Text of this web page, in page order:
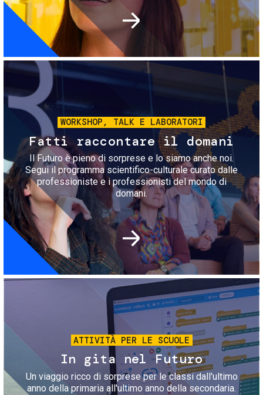
Immagine
WORKSHOP, TALK E LABORATORI
Fatti raccontare il domani
Il Futuro è pieno di sorprese e lo siamo anche noi.
Segui il programma scientifico-culturale curato dalle
professioniste e i professionisti del mondo di
domani.
Immagine
ATTIVITÀ PER LE SCUOLE
In gita nel Futuro
Un viaggio ricco di sorprese per le classi dall'ultimo
anno della primaria all'ultimo anno della secondaria.